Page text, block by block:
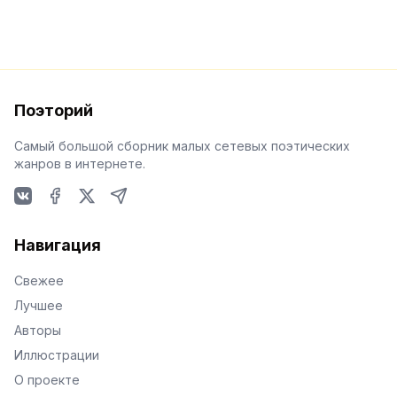
Поэторий
Самый большой сборник малых сетевых поэтических
жанров в интернете.
Навигация
Свежее
Лучшее
Авторы
Иллюстрации
О проекте